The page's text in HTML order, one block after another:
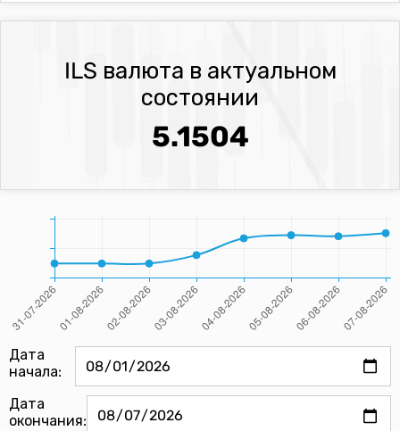
ILS валюта в актуальном
состоянии
5.1504
Дата
начала:
Дата
окончания: